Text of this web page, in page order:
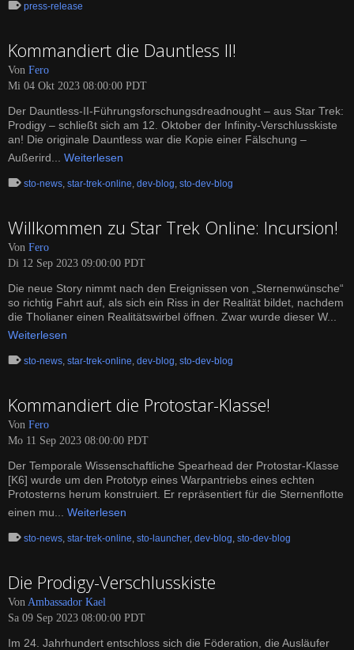
press-release
Kommandiert die Dauntless II!
Von Fero
Mi 04 Okt 2023 08:00:00 PDT
Der Dauntless-II-Führungsforschungsdreadnought – aus Star Trek:
Prodigy – schließt sich am 12. Oktober der Infinity-Verschlusskiste
an! Die originale Dauntless war die Kopie einer Fälschung –
Außerird... Weiterlesen
sto-news, star-trek-online, dev-blog, sto-dev-blog
Willkommen zu Star Trek Online: Incursion!
Von Fero
Di 12 Sep 2023 09:00:00 PDT
Die neue Story nimmt nach den Ereignissen von „Sternenwünsche“
so richtig Fahrt auf, als sich ein Riss in der Realität bildet, nachdem
die Tholianer einen Realitätswirbel öffnen. Zwar wurde dieser W...
Weiterlesen
sto-news, star-trek-online, dev-blog, sto-dev-blog
Kommandiert die Protostar-Klasse!
Von Fero
Mo 11 Sep 2023 08:00:00 PDT
Der Temporale Wissenschaftliche Spearhead der Protostar-Klasse
[K6] wurde um den Prototyp eines Warpantriebs eines echten
Protosterns herum konstruiert. Er repräsentiert für die Sternenflotte
einen mu... Weiterlesen
sto-news, star-trek-online, sto-launcher, dev-blog, sto-dev-blog
Die Prodigy-Verschlusskiste
Von Ambassador Kael
Sa 09 Sep 2023 08:00:00 PDT
Im 24. Jahrhundert entschloss sich die Föderation, die Ausläufer